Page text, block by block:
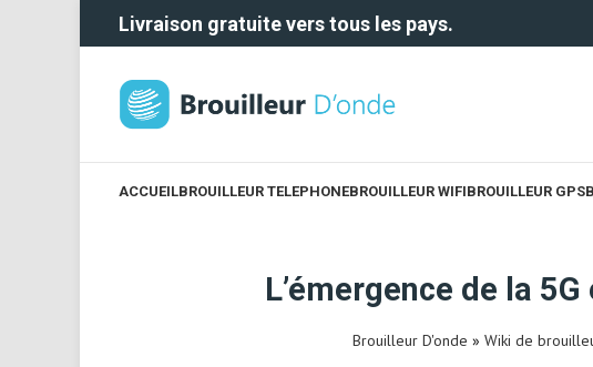
Livraison gratuite vers tous les pays.
ACCUEILBROUILLEUR TELEPHONEBROUILLEUR WIFIBROUILLEUR GPS
L’émergence de la
Brouilleur D'onde » Wiki de